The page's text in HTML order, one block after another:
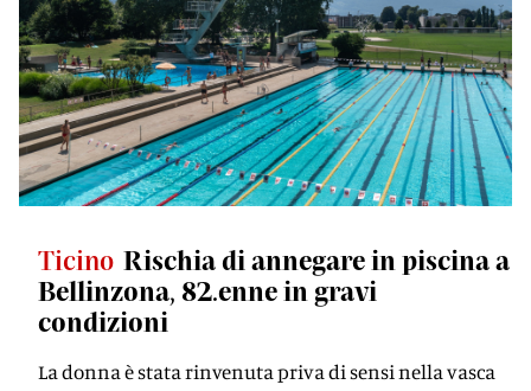
Ticino Rischia di annegare in piscina a
Bellinzona, 82.enne in gravi
condizioni
La donna è stata rinvenuta priva di sensi nella vasca